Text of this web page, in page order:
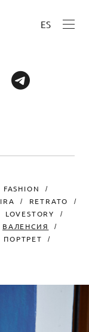
ES
FASHION
RETRATO
LOVESTORY
ВАЛЕНСИЯ